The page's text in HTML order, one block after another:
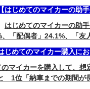
【はじめてのマイカーの助
はじめてのマイカーの助
、「配偶者」24.1%、「
じめてのマイカー購入に
のマイカーを購入して、
1位「納車までの期間が